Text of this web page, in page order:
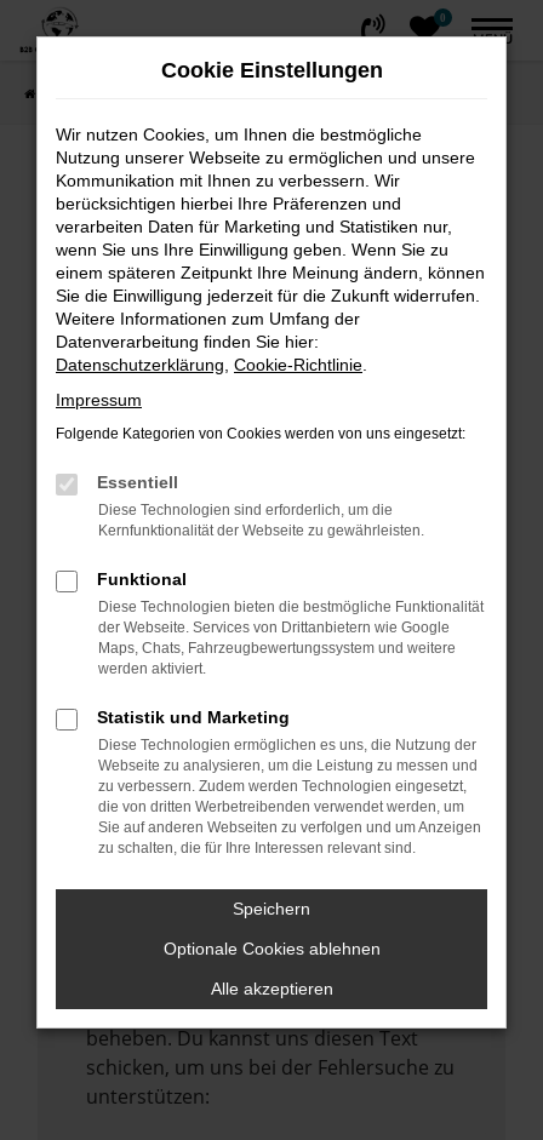
Zum
springen
0
MENÜ
Fehler: Network Error
Beim Laden ist ein Fehler aufgetreten.
Hier sind ein paar Tipps, die dir helfen können:
Überprüfe deine Firewall und deine
Internetverbindung.
Laden andere Webseiten, zum Beispiel
Prüfe deine Browsererweiterungen.
können das Laden bestimmter Seiten
verhindern. Funktioniert die Seite in einem
anderen Browser oder in einem privaten
Fenster?
Starte dein Gerät neu.
Das kann manchmal helfen,
vorübergehende Probleme zu beheben.
Stelle sicher, dass dein Browser und dein
Betriebssystem auf dem neuesten Stand
sind.
Veraltete Software birgt nicht nur ein
Sicherheitsrisiko, sondern kann auch dazu
führen, dass bestimmte Funktionen nicht
mehr unterstützt werden.
Wende dich an den Webseitenbetreiber.
Wenn du alle oben genannten Schritte
versucht hast, kontaktiere uns bitte. Wir
werden versuchen, das Problem zu
beheben. Du kannst uns diesen Text
schicken, um uns bei der Fehlersuche zu
unterstützen:
Cookie Einstellungen
Wir nutzen Cookies, um Ihnen die bestmögliche
Nutzung unserer Webseite zu ermöglichen und unsere
Kommunikation mit Ihnen zu verbessern. Wir
berücksichtigen hierbei Ihre Präferenzen und
verarbeiten Daten für Marketing und Statistiken nur,
wenn Sie uns Ihre Einwilligung geben. Wenn Sie zu
einem späteren Zeitpunkt Ihre Meinung ändern, können
Sie die Einwilligung jederzeit für die Zukunft widerrufen.
Weitere Informationen zum Umfang der
Datenverarbeitung finden Sie hier:
Datenschutzerklärung Cookie-Richtlinie
Impressum
Folgende Kategorien von Cookies werden von uns eingesetzt:
Essentiell
Diese Technologien sind erforderlich, um die
Kernfunktionalität der Webseite zu gewährleisten.
Funktional
Diese Technologien bieten die bestmögliche Funktionalität
der Webseite. Services von Drittanbietern wie Google
Maps, Chats, Fahrzeugbewertungssystem und weitere
werden aktiviert.
Statistik und Marketing
Diese Technologien ermöglichen es uns, die Nutzung der
Webseite zu analysieren, um die Leistung zu messen und
zu verbessern. Zudem werden Technologien eingesetzt,
die von dritten Werbetreibenden verwendet werden, um
Sie auf anderen Webseiten zu verfolgen und um Anzeigen
zu schalten, die für Ihre Interessen relevant sind.
Speichern
Optionale Cookies ablehnen
Alle akzeptieren